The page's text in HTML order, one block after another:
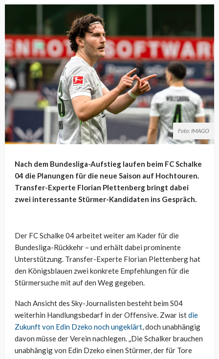
Foto: IMAGO
Nach dem Bundesliga-Aufstieg laufen beim FC Schalke
04 die Planungen für die neue Saison auf Hochtouren.
Transfer-Experte Florian Plettenberg bringt dabei
zwei interessante Stürmer-Kandidaten ins Gespräch.
Der FC Schalke 04 arbeitet weiter am Kader für die
Bundesliga-Rückkehr – und erhält dabei prominente
Unterstützung. Transfer-Experte Florian Plettenberg hat
den Königsblauen zwei konkrete Empfehlungen für die
Stürmersuche mit auf den Weg gegeben.
Nach Ansicht des Sky-Journalisten besteht beim S04
weiterhin Handlungsbedarf in der Offensive. Zwar istdie
Zukunft von Edin Dzeko noch ungeklärt, doch unabhängig
davon müsse der Verein nachlegen. „Die Schalker brauchen
unabhängig von Edin Dzeko einen Stürmer, der für Tore